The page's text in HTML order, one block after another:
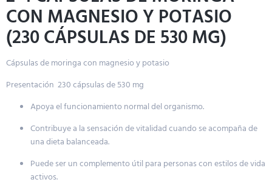
CON MAGNESIO Y POTASIO
(230 CÁPSULAS DE 530 MG)
Cápsulas de moringa con magnesio y potasio
Presentación 230 cápsulas de 530 mg
Apoya el funcionamiento normal del organismo.
Contribuye a la sensación de vitalidad cuando se acompaña de
una dieta balanceada.
Puede ser un complemento útil para personas con estilos de vida
activos.